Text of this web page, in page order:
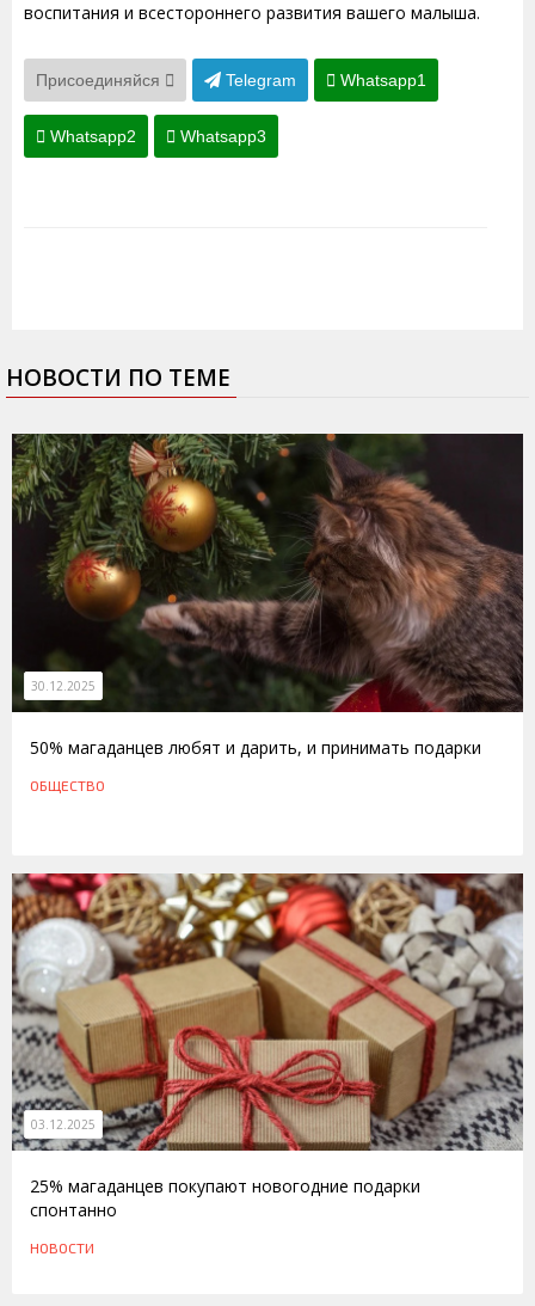
воспитания и всестороннего развития вашего малыша.
Присоединяйся Telegram Whatsapp1
Whatsapp2 Whatsapp3
НОВОСТИ ПО ТЕМЕ
30.12.2025
50% магаданцев любят и дарить, и принимать подарки
ОБЩЕСТВО
03.12.2025
25% магаданцев покупают новогодние подарки
спонтанно
НОВОСТИ